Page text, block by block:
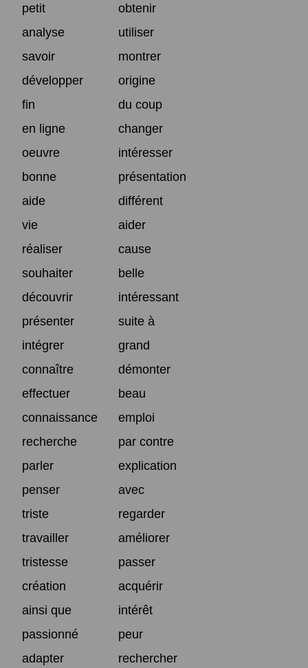
petit
obtenir
analyse
utiliser
savoir
montrer
développer
origine
fin
du coup
en ligne
changer
oeuvre
intéresser
bonne
présentation
aide
différent
vie
aider
réaliser
cause
souhaiter
belle
découvrir
intéressant
présenter
suite à
intégrer
grand
connaître
démonter
effectuer
beau
connaissance
emploi
recherche
par contre
parler
explication
penser
avec
triste
regarder
travailler
améliorer
tristesse
passer
création
acquérir
ainsi que
intérêt
passionné
peur
adapter
rechercher